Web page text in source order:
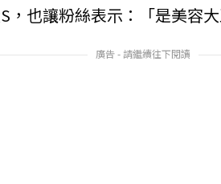
，也讓粉絲表示：「是美容
廣告 - 請繼續往下閱讀